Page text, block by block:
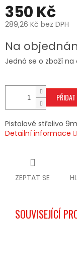
350 Kč
289,26 Kč bez DPH
cena:
Na
Jedná se o zboží
Pistolové střelivo
Detailní informace
ZEPTAT SE
SOUVISEJÍCÍ